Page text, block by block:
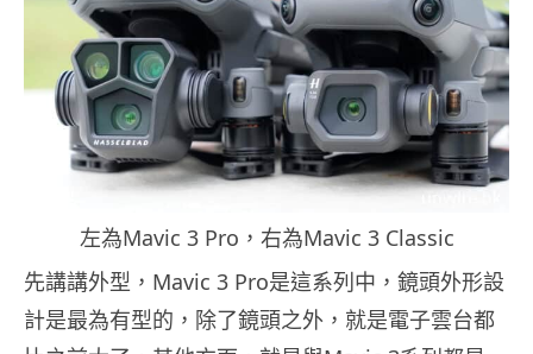
左為Mavic 3 Pro，右為Mavic 3 Classic
先講講外型，Mavic 3 Pro是這系列中，鏡頭外形設
計是最為有型的，除了鏡頭之外，就是電子雲台都